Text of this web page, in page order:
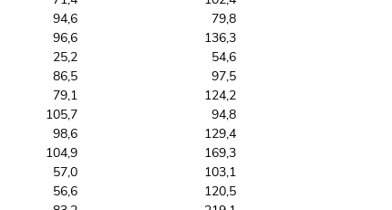
94,6 79,8
96,6 136,3
25,2 54,6
86,5 97,5
79,1 124,2
105,7 94,8
98,6 129,4
104,9 169,3
57,0 103,1
56,6 120,5